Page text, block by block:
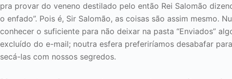
pra provar do veneno destilado pelo então Rei Salomão
o enfado”. Pois é, Sir Salomão, as coisas são assim mesmo.
conhecer o suficiente para não deixar na pasta “Enviados”
excluído do e-mail; noutra esfera preferiríamos desabafar
secá-las com nossos segredos.